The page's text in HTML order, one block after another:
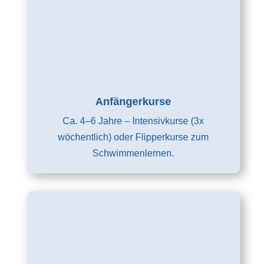
Anfängerkurse
Ca. 4–6 Jahre – Intensivkurse (3x
wöchentlich) oder Flipperkurse zum
Schwimmenlernen.